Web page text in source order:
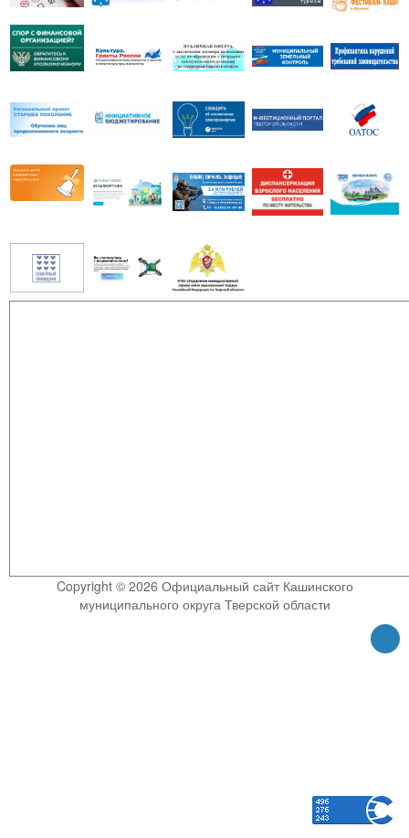
Copyright © 2026 Официальный сайт Кашинского
муниципального округа Тверской области